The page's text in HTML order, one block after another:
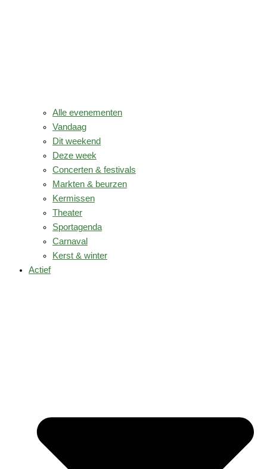
Alle evenementen
Vandaag
Dit weekend
Deze week
Concerten & festivals
Markten & beurzen
Kermissen
Theater
Sportagenda
Carnaval
Kerst & winter
Actief